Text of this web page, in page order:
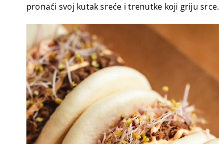
pronaći svoj kutak sreće i trenutke koji griju srce.